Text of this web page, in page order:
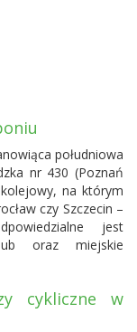
południowa
nr 430 (Poznań
na którym
czy Szczecin –
jest
oraz miejskie
cykliczne w